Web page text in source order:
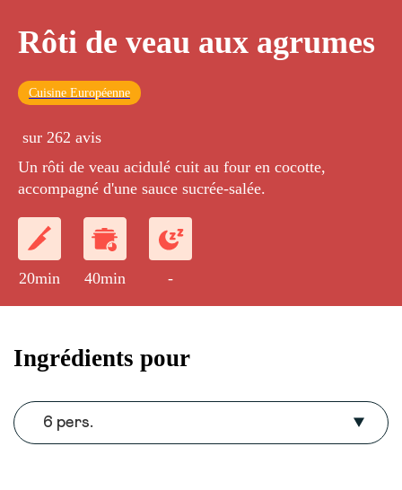
Rôti de veau aux agrumes
Cuisine Européenne
sur 262 avis
Un rôti de veau acidulé cuit au four en cocotte,
accompagné d'une sauce sucrée-salée.
20min 40min -
Ingrédients pour
6 pers.